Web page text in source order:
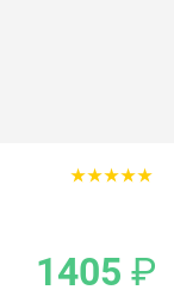
1405 ₽